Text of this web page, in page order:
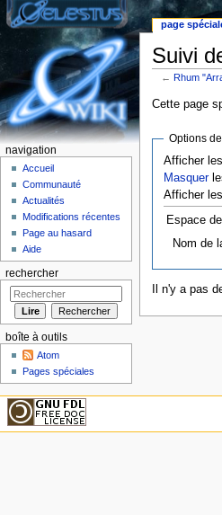
Suivi
←Rhum
Cette page
Options
Afficher
Masquer
Afficher
Espace
Nom de
Il n'y a pas
page
navigation
Accueil
Communauté
Actualités
Modifications récentes
Page au hasard
Aide
rechercher
boîte à outils
Atom
Pages spéciales